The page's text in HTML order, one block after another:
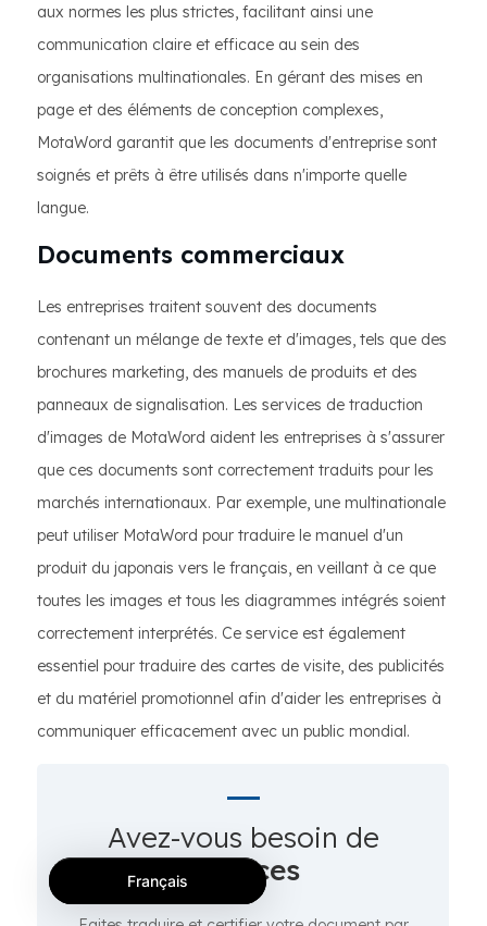
aux normes les plus strictes, facilitant ainsi une
communication claire et efficace au sein des
organisations multinationales. En gérant des mises en
page et des éléments de conception complexes,
MotaWord garantit que les documents d'entreprise sont
soignés et prêts à être utilisés dans n'importe quelle
langue.
Documents commerciaux
Les entreprises traitent souvent des documents
contenant un mélange de texte et d'images, tels que des
brochures marketing, des manuels de produits et des
panneaux de signalisation. Les services de traduction
d'images de MotaWord aident les entreprises à s'assurer
que ces documents sont correctement traduits pour les
marchés internationaux. Par exemple, une multinationale
peut utiliser MotaWord pour traduire le manuel d'un
produit du japonais vers le français, en veillant à ce que
toutes les images et tous les diagrammes intégrés soient
correctement interprétés. Ce service est également
essentiel pour traduire des cartes de visite, des publicités
et du matériel promotionnel afin d'aider les entreprises à
communiquer efficacement avec un public mondial.
Avez-vous besoin de
services
Français